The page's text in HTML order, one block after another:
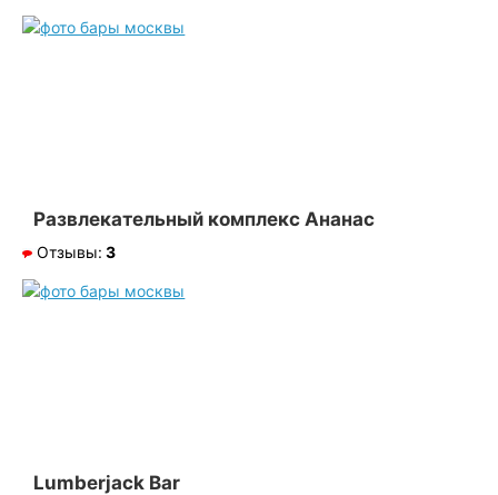
Развлекательный комплекс Ананас
Отзывы: 3
Lumberjack Bar